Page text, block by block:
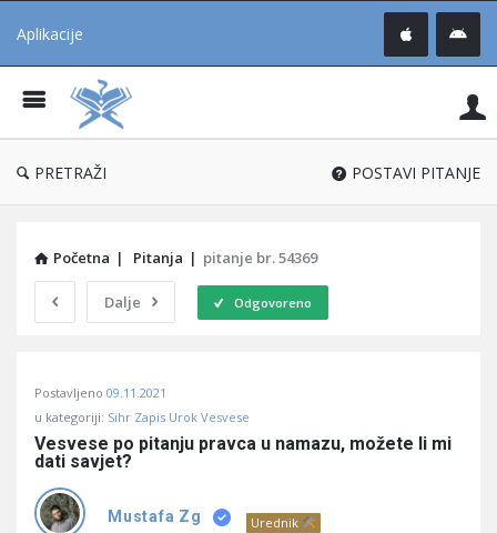
Aplikacije
®
PRETRAŽI POSTAVI PITANJE
Početna | Pitanja | pitanje br. 54369
Dalje Odgovoreno
Učene
®
Latest
Pitanja
Postavljeno 09.11.2021
u kategoriji: Sihr Zapis Urok Vesvese
Vesvese po pitanju pravca u namazu, možete li mi
dati savjet?
Mustafa Zg Urednik